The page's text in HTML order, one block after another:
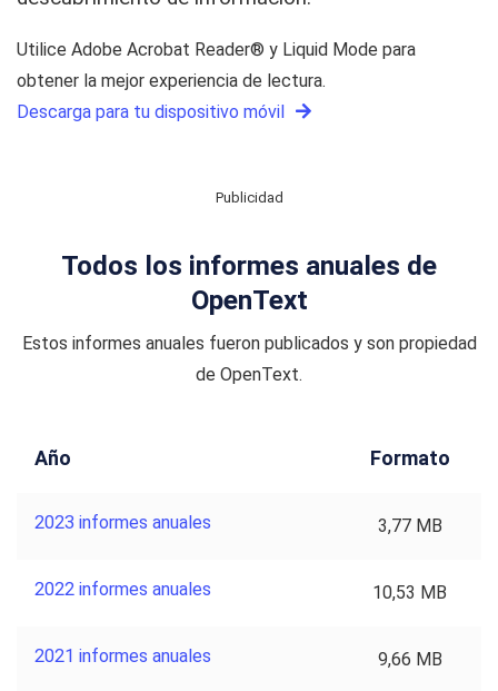
Utilice Adobe Acrobat Reader® y Liquid Mode para
obtener la mejor experiencia de lectura.
Descarga para tu dispositivo móvil
Publicidad
Todos los informes anuales de
OpenText
Estos informes anuales fueron publicados y son propiedad
de OpenText.
Año Formato
2023 informes anuales 3,77 MB
2022 informes anuales 10,53 MB
2021 informes anuales 9,66 MB